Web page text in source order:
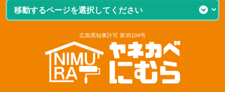
広島県知事許可 第35104号